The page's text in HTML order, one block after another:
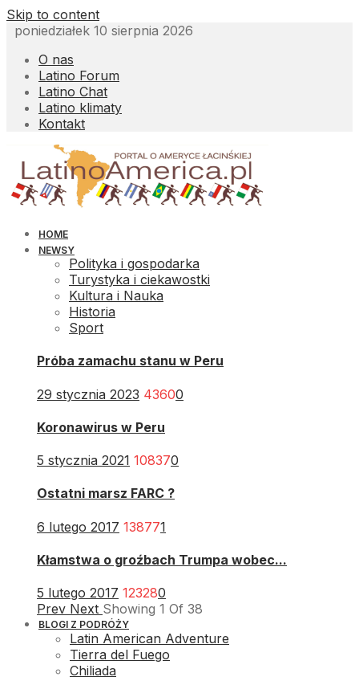
Skip to content
poniedziałek 10 sierpnia 2026
O nas
Latino Forum
Latino Chat
Latino klimaty
Kontakt
HOME
NEWSY
Polityka i gospodarka
Turystyka i ciekawostki
Kultura i Nauka
Historia
Sport
Próba zamachu stanu w Peru
29 stycznia 2023 43600
Koronawirus w Peru
5 stycznia 2021 108370
Ostatni marsz FARC ?
6 lutego 2017 138771
Kłamstwa o groźbach Trumpa wobec...
5 lutego 2017 123280
Prev Next Showing 1 Of 38
BLOGI Z PODRÓŻY
Latin American Adventure
Tierra del Fuego
Chiliada